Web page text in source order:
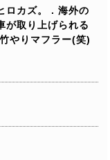
カズ。 . 海外の
が取り上げられる
やりマフラー(笑)